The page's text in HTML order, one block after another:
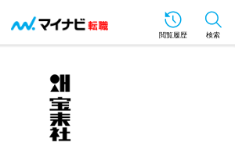
閲覧履歴 検索